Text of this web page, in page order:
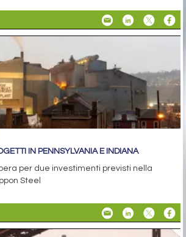
IN PENNSYLVANIA E INDIANA
per due investimenti previsti nella
Steel